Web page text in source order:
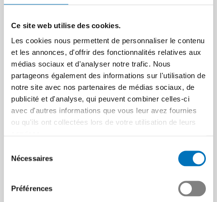
Ce site web utilise des cookies.
Les cookies nous permettent de personnaliser le contenu
et les annonces, d'offrir des fonctionnalités relatives aux
médias sociaux et d'analyser notre trafic. Nous
partageons également des informations sur l'utilisation de
notre site avec nos partenaires de médias sociaux, de
publicité et d'analyse, qui peuvent combiner celles-ci
avec d'autres informations que vous leur avez fournies
ou qu'ils ont collectées lors de votre utilisation de leurs
Nécessaires
Préférences